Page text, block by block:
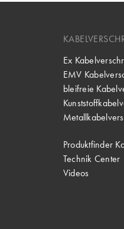
Ex
EMV
bleifreie
Produktfinder
Technik Center
Videos